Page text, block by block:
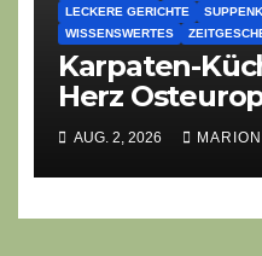
LECKERE GERICHTE
WISSENSWERTES
Karpaten-
Herz
moderne
erobert
AUG. 2, 2026